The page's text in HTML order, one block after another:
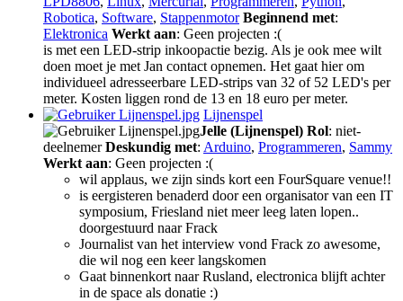
Robotica, Software, Stappenmotor Beginnend met:
Elektronica Werkt aan: Geen projecten :(
is met een LED-strip inkoopactie bezig. Als je ook mee wilt
doen moet je met Jan contact opnemen. Het gaat hier om
individueel adresseerbare LED-strips van 32 of 52 LED's per
meter. Kosten liggen rond de 13 en 18 euro per meter.
Lijnenspel
Jelle (Lijnenspel) Rol: niet-
deelnemerDeskundig met: Arduino, Programmeren, Sammy
Werkt aan: Geen projecten :(
wil applaus, we zijn sinds kort een FourSquare venue!!
is eergisteren benaderd door een organisator van een IT
symposium, Friesland niet meer leeg laten lopen..
doorgestuurd naar Frack
Journalist van het interview vond Frack zo awesome,
die wil nog een keer langskomen
Gaat binnenkort naar Rusland, electronica blijft achter
in de space als donatie :)